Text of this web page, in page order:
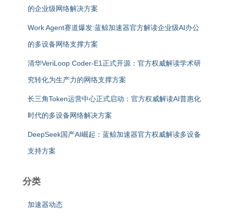
的企业级网络解决方案
Work Agent赛道爆发:蓝鲸加速器官方解读企业级AI办公
的多设备网络支撑方案
清华VeriLoop Coder-E1正式开源：官方权威解读学术研
究转化为生产力的网络支撑方案
长三角Token运营中心正式启动：官方权威解读AI普惠化
时代的多设备网络解决方案
DeepSeek国产AI崛起：蓝鲸加速器官方权威解读多设备
支持方案
分类
加速器动态